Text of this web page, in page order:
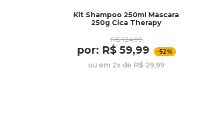
Kit Shampoo 250ml Mascara
250g Cica Therapy
R$ 124,99
por: R$ 59,99 -52%
ou em 2x de R$ 29,99